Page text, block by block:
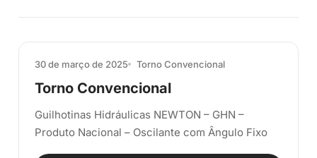
30 de março de 2025 Torno Convencional
Torno Convencional
Guilhotinas Hidráulicas NEWTON – GHN –
Produto Nacional – Oscilante com Ângulo Fixo